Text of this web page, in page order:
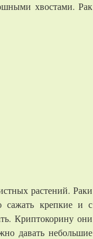
хвостами. Рак
растений. Раки
сажать крепкие и с
Криптокорину они
давать небольшие